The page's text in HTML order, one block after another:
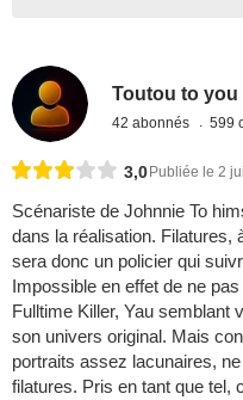
Toutou to you
42 abonnés 599
3,0 Publiée le 2
Scénariste de Johnnie To
dans la réalisation. Filatures,
sera donc un policier qui
Impossible en effet de ne
Fulltime Killer, Yau semblant
son univers original. Mais
portraits assez lacunaires,
filatures. Pris en tant que tel,